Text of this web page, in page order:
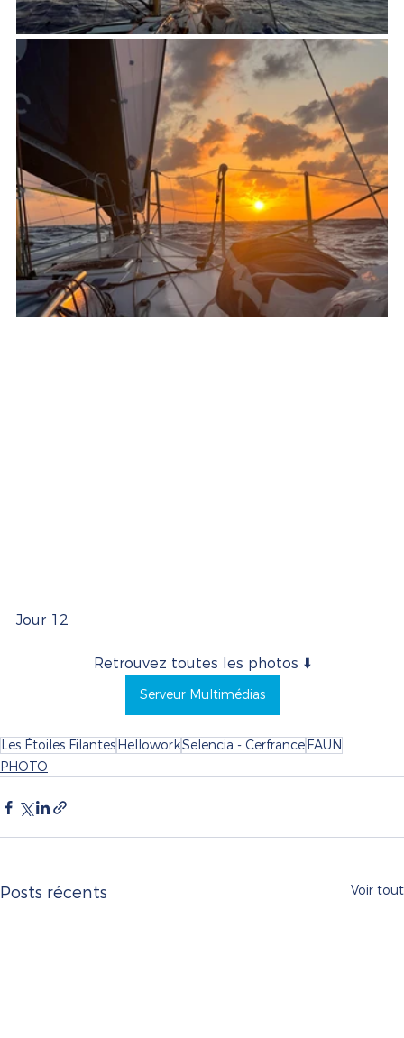
Jour 12
Retrouvez toutes les photos ⬇️
Serveur Multimédias
Les Étoiles Filantes HelloworkSelencia - Cerfrance FAUN
PHOTO
Posts récents Voir tout